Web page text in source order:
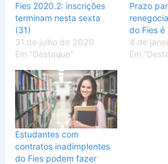
Fies 2020.2: inscrições
terminam nesta sexta
(31)
31 de julho de 2020
Em "Destaque"
Prazo
do Fies
4 de
Em
Estudantes com
contratos inadimplentes
do Fies podem fazer